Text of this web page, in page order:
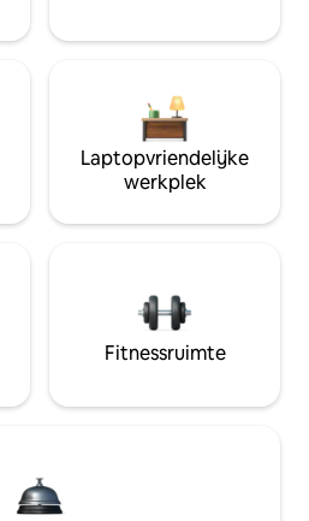
Laptopvriendelijke
werkplek
Fitnessruimte